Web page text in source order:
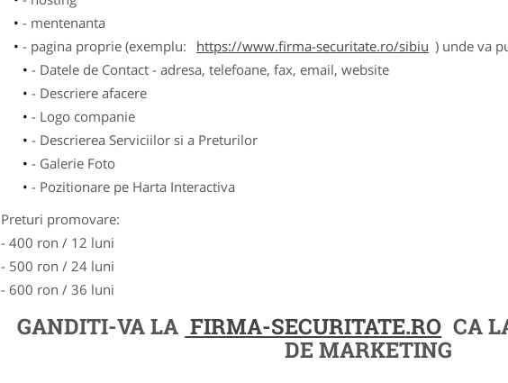
- mentenanta
- pagina proprie (exemplu:
https://www.firma-securitate.ro/sibiu ) unde va
- Datele de Contact - adresa, telefoane, fax, email, website
- Descriere afacere
- Logo companie
- Descrierea Serviciilor si a Preturilor
- Galerie Foto
- Pozitionare pe Harta Interactiva
Preturi promovare:
- 400 ron / 12 luni
- 500 ron / 24 luni
- 600 ron / 36 luni
GANDITI-VA LA FIRMA-SECURITATE.RO CA
DE MARKETING